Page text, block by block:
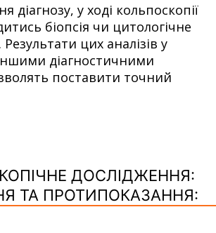
діагнозу, у ході кольпоскопії
біопсія чи цитологічне
цих аналізів у
діагностичними
поставити точний
ДОСЛІДЖЕННЯ:
ТА ПРОТИПОКАЗАННЯ: